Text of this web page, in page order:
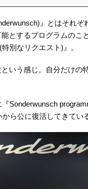
』とはそれ
とするプログラムのこ
別なリクエスト)』。
いう感じ。自分だけの
Sonderwunsch
ら公に復活してきてい